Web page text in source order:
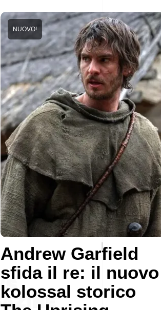
Andrew Garfield
sfida il re: il nuovo
kolossal storico
NUOVO!